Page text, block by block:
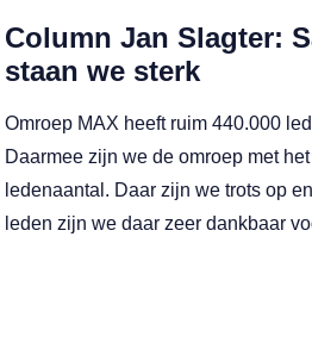
Column Jan Slagter:
staan we sterk
Omroep MAX heeft ruim 440.000
Daarmee zijn we de omroep met
ledenaantal. Daar zijn we trots op
leden zijn we daar zeer dankbaar